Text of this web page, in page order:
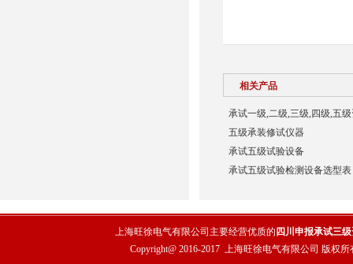
相关产品
承试一级,二级,三级,四级,五
五级承装修试仪器
承试五级试验设备
承试五级试验检测设备选型表
上海旺徐电气有限公司主要经营优质的 四川申报承试三
Copyright@ 2016-2017 上海旺徐电气有限公司 版权